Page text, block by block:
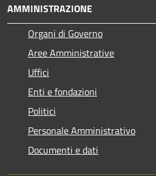
AMMINISTRAZIONE
Organi di Governo
Aree Amministrative
Uffici
Enti e fondazioni
Politici
Personale Amministrativo
Documenti e dati